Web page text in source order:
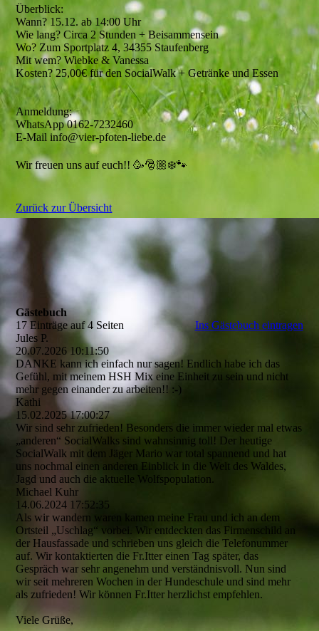
Überblick:
Wann? 15.12. ab 14:00 Uhr
Wie lang? Circa 2 Stunden + Beisammensein
Wo? Zum Sportplatz 4, 34355 Staufenberg
Mit wem? Wiebke & Vanessa
Kosten? 25,00€ für den SocialWalk + Getränke und Essen
Anmeldung:
WhatsApp 0162-7232460
E-Mail info@vier-pfoten-liebe.de
Wir freuen uns auf euch!! 🥳🎅🏼❄️🐾
Zurück zur Übersicht
Gästebuch
17 Einträge auf 4 Seiten
Ins Gästebuch eintragen
Jules P.
20.07.2026 10:11:50
DANKE kann ich einfach nur sagen! Endlich habe ich das
Gefühl, mit meinem HSH Mix eine Einheit zu sein und nicht
mehr gegen einander zu arbeiten!! :-)
Kathi
15.02.2025 17:00:27
Wir sind sehr zufrieden! Besonders die immer wieder mal etwas
„anderen“ SocialWalks sind wahnsinnig toll! Der heutige
SocialWalk mit dem Jäger Mario war total spannend und hat
uns nochmal einen anderen Einblick in die Welt des Waldes,
Jagd und auch die aktuelle Wolfspopulation.
Michael Kuhr
14.06.2024 17:52:35
Als wir wandern waren kamen meine Frau und ich an dem
Ortsteil „Uschlag“ vorbei. Wir entdeckten das Firmenschild an
der Hausfassade und schrieben uns gleich die Telefonummer
auf. Wir kontaktierten die Fr.Itter einen Tag später, das
Gespräch war sehr angenehm und verständnisvoll. Nun sind
wir seit mehreren Wochen in der Hundeschule und sind mehr
als zufrieden! Wir können Fr.Itter herzlichst empfehlen.
Viele Grüße,